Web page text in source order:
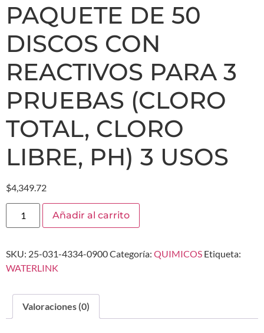
PAQUETE DE 50
DISCOS CON
REACTIVOS PARA 3
PRUEBAS (CLORO
TOTAL, CLORO
LIBRE, PH) 3 USOS
$4,349.72
Añadir al carrito
SKU: 25-031-4334-0900Categoría: QUIMICOS Etiqueta:
WATERLINK
Valoraciones (0)